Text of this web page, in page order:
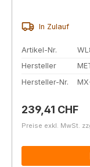
In Zulauf
Artikel-Nr.
Hersteller
Hersteller-Nr.
Regulärer Preis:
239,41 CHF
Preise exkl. MwSt.